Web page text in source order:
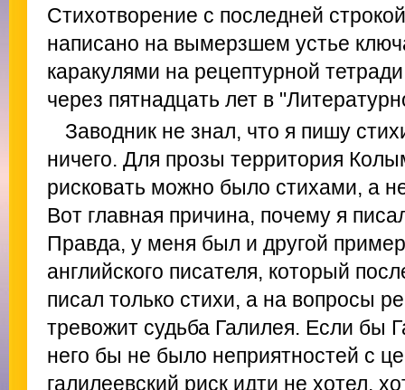
Стихотворение с последней
написано на вымерзшем устье
каракулями на рецептурной
через пятнадцать лет в
Заводник не знал, что я пишу
ничего. Для прозы территория
рисковать можно было стихами, а
Вот главная причина, почему я
Правда, у меня был и другой
английского писателя, который
писал только стихи, а на вопросы
тревожит судьба Галилея. Если бы
него бы не было неприятностей с
галилеевский риск идти не хотел,